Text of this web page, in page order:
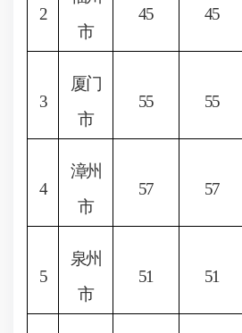
2
市
45 45
3
厦门
市
55 55
4
漳州
市
57 57
5
泉州
市
51 51